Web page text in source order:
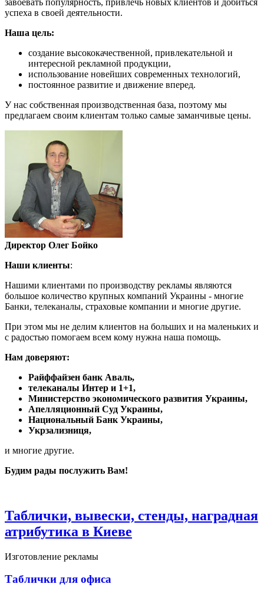
успеха в своей деятельности.
Наша цель:
создание высококачественной, привлекательной и
интересной рекламной продукции,
использование новейших современных технологий,
постоянное развитие и движение вперед.
У нас собственная производственная база, поэтому мы
предлагаем своим клиентам только самые заманчивые цены.
Директор Олег Бойко
Наши клиенты:
Нашими клиентами по производству рекламы являются
большое количество крупных компаний Украины - многие
Банки, телеканалы, страховые компании и многие другие.
При этом мы не делим клиентов на больших и на маленьких и
с радостью помогаем всем кому нужна наша помощь.
Нам доверяют:
Райффайзен банк Аваль,
телеканалы Интер и 1+1,
Министерство экономического развития Украины,
Апелляционный Суд Украины,
Национальный Банк Украины,
Укрзализниця,
и многие другие.
Будим рады послужить Вам!
Таблички, вывески, стенды, наградная
атрибутика в Киеве
Изготовление рекламы
Таблички для офиса